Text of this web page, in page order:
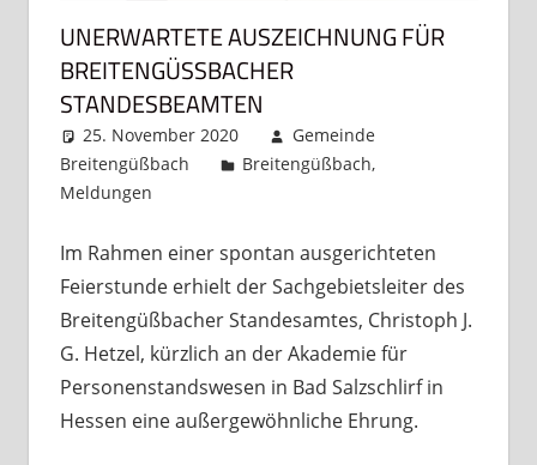
UNERWARTETE AUSZEICHNUNG FÜR
BREITENGÜSSBACHER S
TANDESBEAMTEN
25. November 2020
Gemeinde
Breitengüßbach
Breitengüßbach,
Meldungen
Im Rahmen einer spontan ausgerichteten
Feierstunde erhielt der Sachgebietsleiter des
Breitengüßbacher Standesamtes, Christoph J.
G. Hetzel, kürzlich an der Akademie für
Personenstandswesen in Bad Salzschlirf in
Hessen eine außergewöhnliche Ehrung.